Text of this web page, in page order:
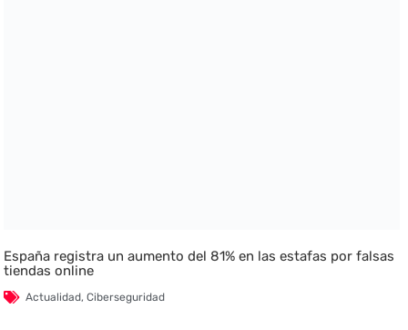
España registra un aumento del 81% en las estafas por falsas
tiendas online
Actualidad,Ciberseguridad